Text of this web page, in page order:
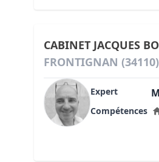
CABINET JACQUES
FRONTIGNAN (34110)
Expert
Compétences